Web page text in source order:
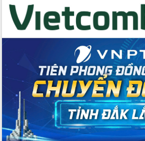
Lương Văn Chánh năm 2026
Phó Bí thư Tỉnh ủy Đắk Lắk Đỗ Hữu
Huy giữ chức Bí thư Đảng ủy Ủy Ban
Bệnh án điện tử thúc đẩy chuyển đổi
số y tế tại Đắk Lắk
Chuyển đổi số thư viện: Mở rộng
không gian tri thức trong thời đại số
Đánh giá, rút kinh nghiệm công tác tổ
chức diễn tập trước ngày bầu cử
Chương trình “Gặp gỡ hữu nghị –
Friendship Meeting New Year 2026”